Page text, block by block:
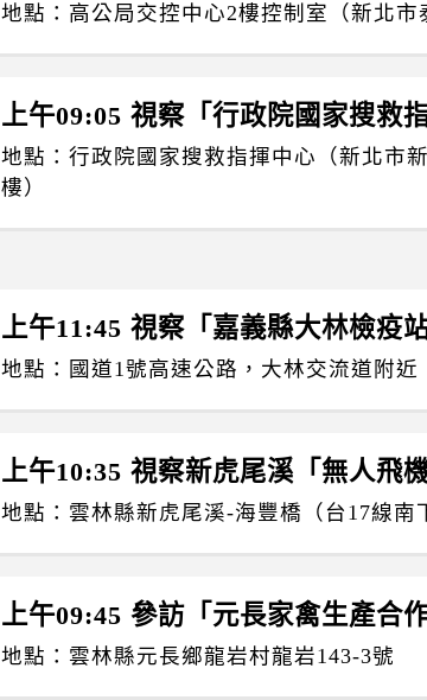
地點：高公局交控中心2樓控制室（新北市
上午09:05 視察「行政院國家搜救指
地點：行政院國家搜救指揮中心（新北市
樓）
上午11:45 視察「嘉義縣大林檢疫站
地點：國道1號高速公路，大林交流道附近
上午10:35 視察新虎尾溪「無人飛
地點：雲林縣新虎尾溪-海豐橋（台17線南
上午09:45 參訪「元長家禽生產合作
地點：雲林縣元長鄉龍岩村龍岩143-3號